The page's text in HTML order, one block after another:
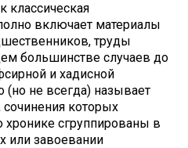
классическая
включает материалы
труды
большинстве случаев до
и хадисной
(но не всегда) называет
которых
хронике сгруппированы в
или завоевании